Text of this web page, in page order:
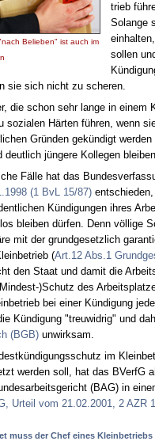
Be­lie­ben" ist auch im
trieb
So­lan­ge
sol­len
sie sich nicht zu sche­ren.
die schon sehr lan­ge in ei­nem
so­zia­len Här­ten füh­ren, wenn
Grün­den ge­kün­digt
deut­lich jün­ge­re Kol­le­gen
Fäl­le hat das
(1 BvL 15/87)ent­schie­den,
Kün­di­gun­gen ih­res
blei­ben dür­fen. Denn völ­li­ge
mit der grund­ge­setz­lich
(Art.12 Abs.1
den Staat und da­mit die
)Schutz des
bei ei­ner Kün­di­gung
Kün­di­gung "treu­wid­rig" und
(BGB)un­wirk­sam.
im
wer­den soll, hat das BVerfG
(BAG) in
Ur­teil vom 21.02.2001, 2 AZR
muss der Chef ei­nes